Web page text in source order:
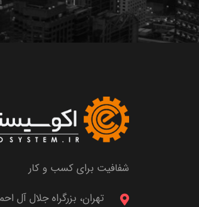
شفافیت برای کسب و کار
تهران، بزرگراه جلال آل